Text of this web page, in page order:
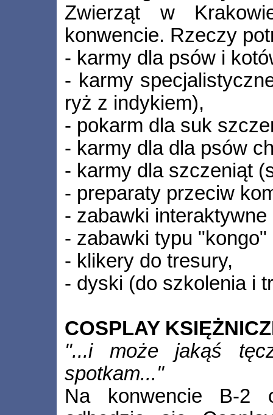
Zwierząt w
konwencie. Rzeczy
- karmy dla psów i
- karmy
ryż z indykiem),
- pokarm dla suk
- karmy dla dla psów
- karmy dla szczeniąt
- preparaty przeciw
- zabawki
- zabawki typu "kongo"
- klikery do tresury,
- dyski (do szkolenia i
COSPLAY
"...i może jakąś
spotkam..."
Na konwencie B-2